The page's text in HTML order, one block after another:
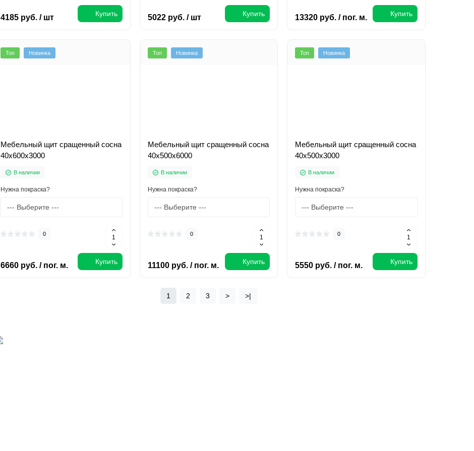
4185 руб. / шт Купить 5022 руб. / шт Купить 13320 руб. / пог. м. Купить
Топ Новинка
Мебельный щит сращенный сосна
40х600х3000
В наличии
Нужна покраска?
0
6660 руб. / пог. м. Купить
Топ Новинка
Мебельный щит сращенный сосна
40х500х6000
В наличии
Нужна покраска?
0
11100 руб. / пог. м. Купить
Топ Новинка
Мебельный щит сращенный сосна
40х500х3000
В наличии
Нужна покраска?
0
5550 руб. / пог. м. Купить
1 2 3 > >|